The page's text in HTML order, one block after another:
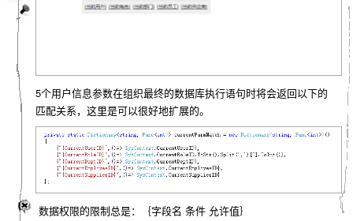
5个用户信息参数在组织最终的数据库执行语句时将会返回以下的
匹配关系，这里是可以很好地扩展的。
数据权限的限制总是：｛字段名 条件 允许值｝